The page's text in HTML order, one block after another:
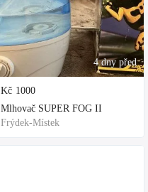
4 dny před
Kč 1000
Mlhovač SUPER FOG II
Frýdek-Místek